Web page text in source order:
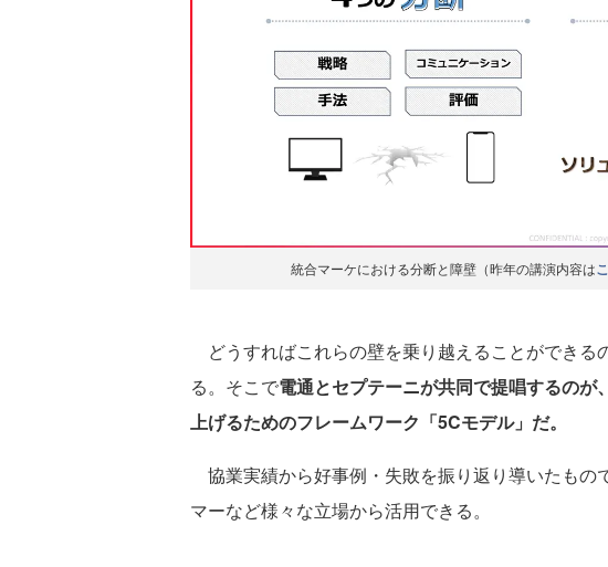
統合マーケにおける分断と障壁（昨年の講演内容は
どうすればこれらの壁を乗り越えることができる
る。そこで電通とセプテーニが共同で提唱するのが
上げるためのフレームワーク「5Cモデル」だ。
協業実績から好事例・失敗を振り返り導いたもの
マーなど様々な立場から活用できる。